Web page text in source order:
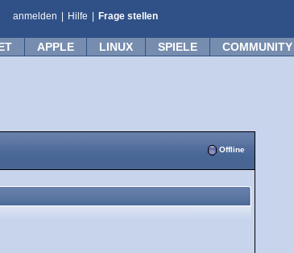
anmelden Hilfe Frage stellen
APPLE LINUX SPIELE COMMUNITY
Offline